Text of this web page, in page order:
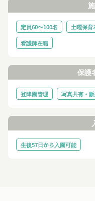
定員60〜100名 土曜保育
看護師在籍
保護
登降園管理 写真共有・
生後57日から入園可能